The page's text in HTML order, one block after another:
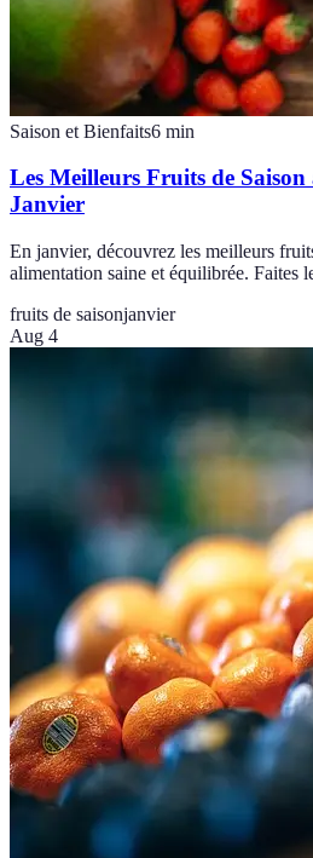
Saison et Bienfaits6 min
Les Meilleurs Fruits de Saison
Janvier
En janvier, découvrez les meilleurs
alimentation saine et équilibrée. Faites
fruits de saisonjanvier
Aug 4